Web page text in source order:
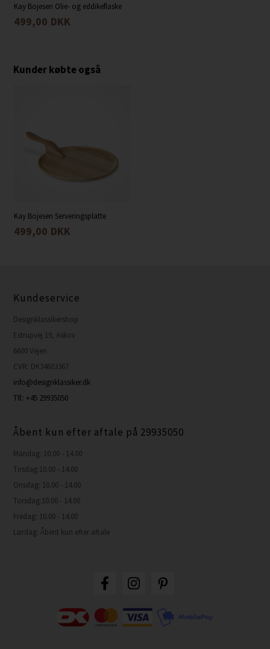
Kay Bojesen Olie- og eddikeflaske
499,00 DKK
Kunder købte også
Kay Bojesen Serveringsplatte
499,00 DKK
Kundeservice
Designklassikershop
Estrupvej 19, Askov
6600 Vejen
CVR: DK34603367
info@designklassiker.dk
Tlf.: +45 29935050
Åbent kun efter aftale på 29935050
Mandag: 10.00 - 14.00
Tirsdag:10.00 - 14.00
Onsdag: 10.00 - 14.00
Torsdag:10.00 - 14.00
Fredag: 10.00 - 14.00
Lørdag: Åbent kun efter aftale